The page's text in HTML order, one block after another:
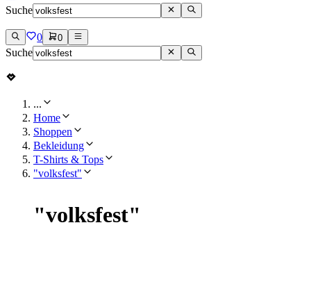
Suche
0 0
Suche
...
Home
Shoppen
Bekleidung
T-Shirts & Tops
"volksfest"
"volksfest"